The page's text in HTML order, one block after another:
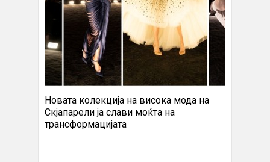
Новата колекција на висока мода на
Скјапарели ја слави моќта на
трансформацијата